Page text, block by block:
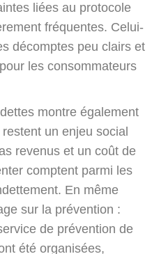
liées au protocole
fréquentes. Celui-
décomptes peu clairs et
les consommateurs
montre également
un enjeu social
revenus et un coût de
comptent parmi les
En même
sur la prévention :
de prévention de
été organisées,